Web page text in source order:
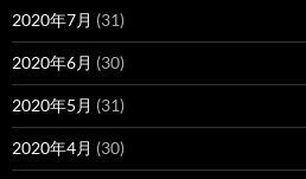
2020年7月 (31)
2020年6月 (30)
2020年5月 (31)
2020年4月 (30)